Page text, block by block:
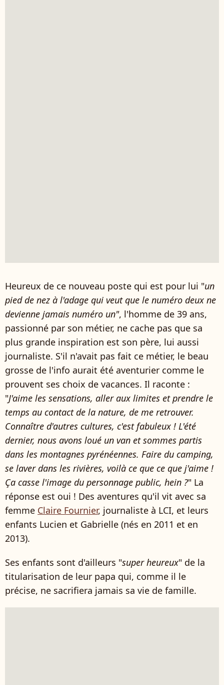
Heureux de ce nouveau poste qui est pour lui "un
pied de nez à l'adage qui veut que le numéro deux ne
devienne jamais numéro un", l'homme de 39 ans,
passionné par son métier, ne cache pas que sa
plus grande inspiration est son père, lui aussi
journaliste. S'il n'avait pas fait ce métier, le beau
grosse de l'info aurait été aventurier comme le
prouvent ses choix de vacances. Il raconte :
"J'aime les sensations, aller aux limites et prendre le
temps au contact de la nature, de me retrouver.
Connaître d'autres cultures, c'est fabuleux ! L'été
dernier, nous avons loué un van et sommes partis
dans les montagnes pyrénéennes. Faire du camping,
se laver dans les rivières, voilà ce que ce que j'aime !
Ça casse l'image du personnage public, hein ?" La
réponse est oui ! Des aventures qu'il vit avec sa
femme Claire Fournier, journaliste à LCI, et leurs
enfants Lucien et Gabrielle (nés en 2011 et en
2013).
Ses enfants sont d'ailleurs "super heureux" de la
titularisation de leur papa qui, comme il le
précise, ne sacrifiera jamais sa vie de famille.